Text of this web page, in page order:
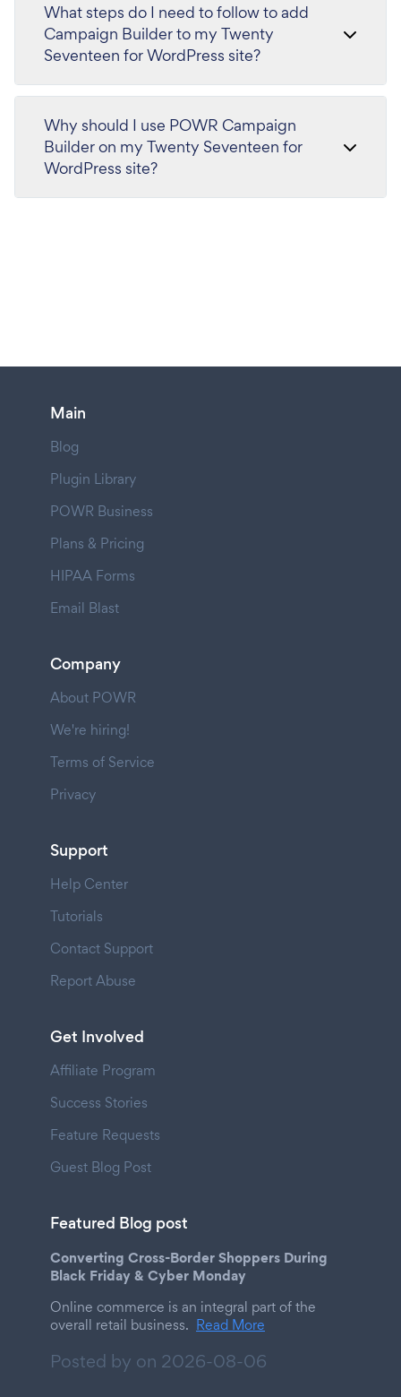
What steps do I need to follow to add
Campaign Builder to my Twenty
Seventeen for WordPress site?
Why should I use POWR Campaign
Builder on my Twenty Seventeen for
WordPress site?
Main
Blog
Plugin Library
POWR Business
Plans & Pricing
HIPAA Forms
Email Blast
Company
About POWR
We're hiring!
Terms of Service
Privacy
Support
Help Center
Tutorials
Contact Support
Report Abuse
Get Involved
Affiliate Program
Success Stories
Feature Requests
Guest Blog Post
Featured Blog post
Converting Cross-Border Shoppers During
Black Friday & Cyber Monday
Online commerce is an integral part of the
overall retail business. Read More
Posted by on 2026-08-06